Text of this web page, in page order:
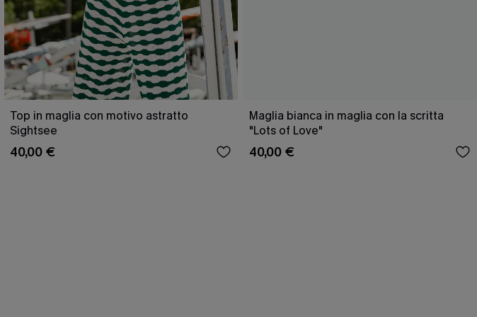
Top in maglia con motivo astratto
Sightsee
40,00 €
Maglia bianca in maglia con la scritta
"Lots of Love"
40,00 €